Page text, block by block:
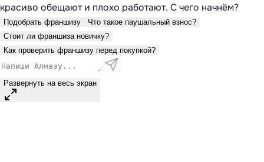
красиво обещают и плохо работают. С чего начнём?
Подобрать франшизу
Что такое паушальный взнос?
Стоит ли франшиза новичку?
Как проверить франшизу перед покупкой?
Развернуть на весь экран